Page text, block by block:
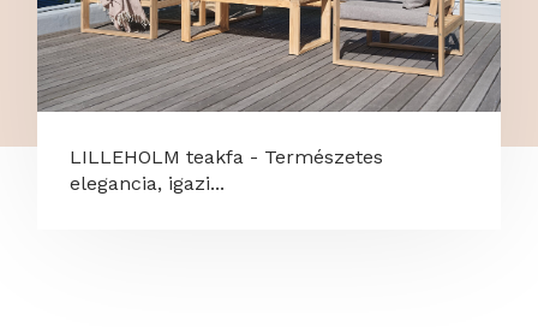
LILLEHOLM teakfa - Természetes
elegancia, igazi...